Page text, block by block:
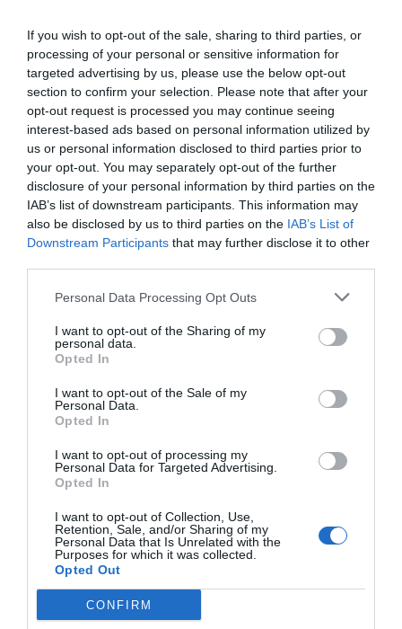
If you wish to opt-out of the sale, sharing to third parties, or
processing of your personal or sensitive information for
targeted advertising by us, please use the below opt-out
section to confirm your selection. Please note that after your
opt-out request is processed you may continue seeing
interest-based ads based on personal information utilized by
us or personal information disclosed to third parties prior to
your opt-out. You may separately opt-out of the further
disclosure of your personal information by third parties on the
IAB’s list of downstream participants. This information may
also be disclosed by us to third parties on the IAB’s List of
Downstream Participants that may further disclose it to other
Personal Data Processing Opt Outs
I want to opt-out of the Sharing of my
personal data.
Opted In
I want to opt-out of the Sale of my
Personal Data.
Opted In
I want to opt-out of processing my
Personal Data for Targeted Advertising.
Opted In
I want to opt-out of Collection, Use,
Retention, Sale, and/or Sharing of my
Personal Data that Is Unrelated with the
Purposes for which it was collected.
Opted Out
CONFIRM
ΔΗΜΟΦΙΛΕΣΤΕΡΑ ΗΜΕΡΑΣ
1 ΔΙΑΚΟΠΕΣ
Στο νησί του Οδυσσέα: Η παραλία που πολλοί θεωρούν ως
την κορυφαία στην Ελλάδα είναι ένα έπος ομορφιάς
2 ΜΠΑΛΑ
ΣΤΕΚΙΑ - ΦΑΓΗΤΑ
ξετρελαίνει και πρωθυπουργούς το βρίσκεις μόνο σε ένα
μέρος στην Ελλάδα
TAGS: #NEWS